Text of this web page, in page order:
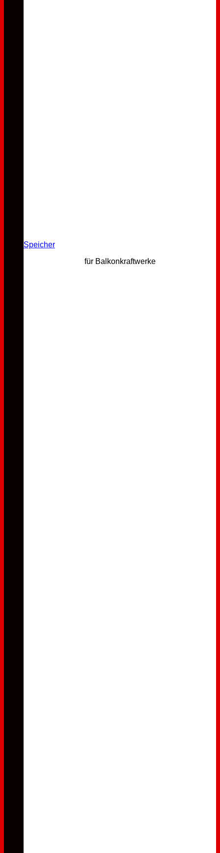
Speicher
für Balkonkraftwerke